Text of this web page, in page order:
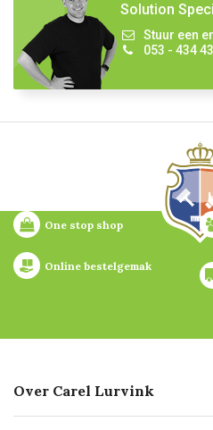
Solution
Stuur een
053 - 434
One stop shop
Online bestelgemak
Over Carel Lurvink